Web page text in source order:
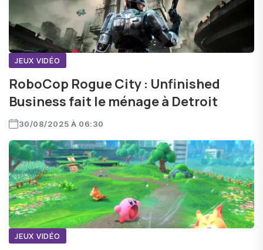
JEUX VIDÉO
RoboCop Rogue City : Unfinished
Business fait le ménage à Detroit
30/08/2025 À 06:30
JEUX VIDÉO